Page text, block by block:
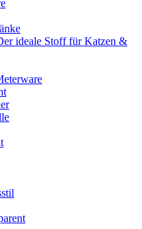
ideale Stoff für Katzen &